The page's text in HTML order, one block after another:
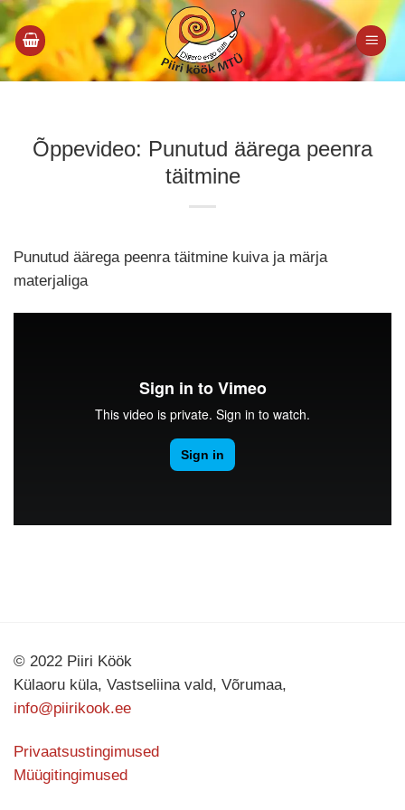
Skip
to
content
Õppevideo: Punutud äärega peenra
täitmine
Punutud äärega peenra täitmine kuiva ja märja
materjaliga
© 2022 Piiri Köök
Külaoru küla, Vastseliina vald, Võrumaa,
info@piirikook.ee
Privaatsustingimused
Müügitingimused